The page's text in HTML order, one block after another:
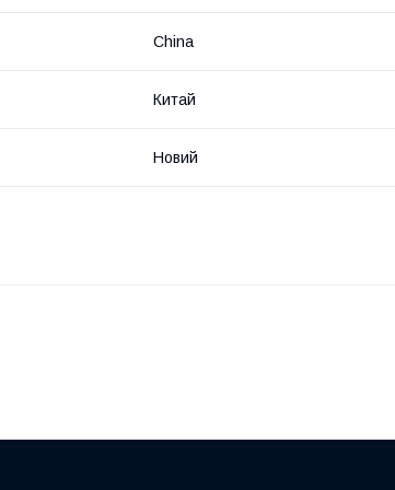
China
Китай
Новий